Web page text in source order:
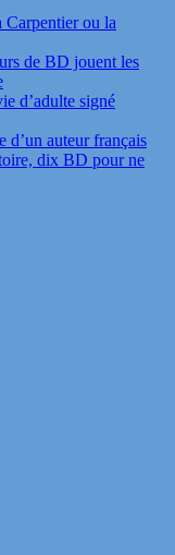
Carpentier ou la
de BD jouent les
d’adulte signé
d’un auteur français
dix BD pour ne